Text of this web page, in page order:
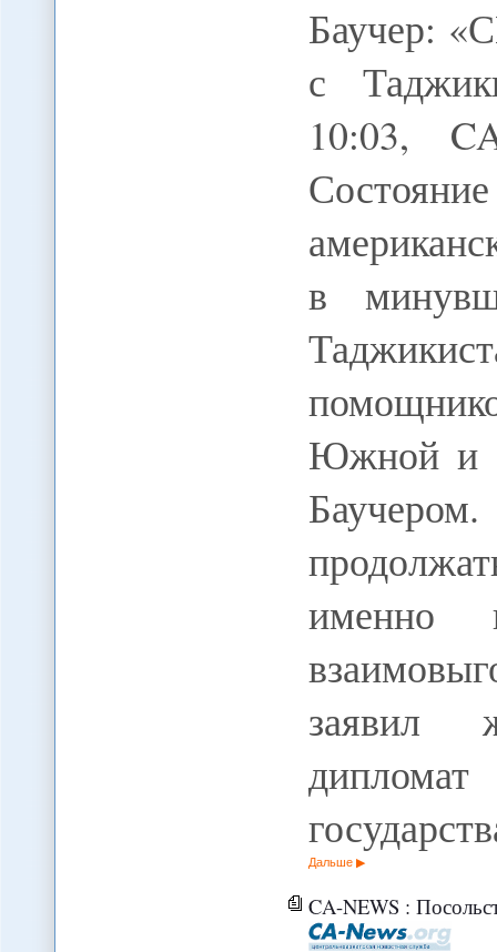
Баучер:
с
10:03,
в
Южной и
именно
заявил
Дальше
CA-NEWS : Посольство